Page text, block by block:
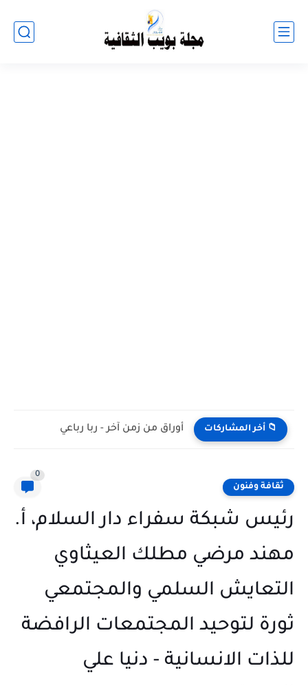
📁 أخر المشاركات أوراق من زمن آخر - ربا رباعي
ثقافة وفنون
0
رئيس شبكة سفراء دار السلام، أ.
مهند مرضي مطلك العيثاوي
التعايش السلمي والمجتمعي
ثورة لتوحيد المجتمعات الرافضة
للذات الانسانية - دنيا علي